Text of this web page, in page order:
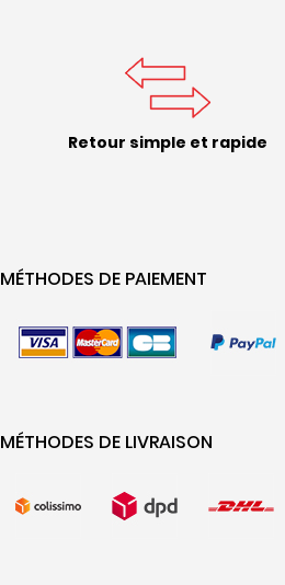
Retour simple et rapide
MÉTHODES DE PAIEMENT
MÉTHODES DE LIVRAISON